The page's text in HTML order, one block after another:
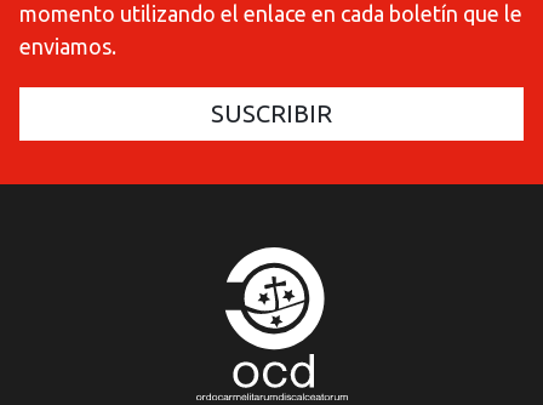
momento utilizando el enlace en cada boletín que le
enviamos.